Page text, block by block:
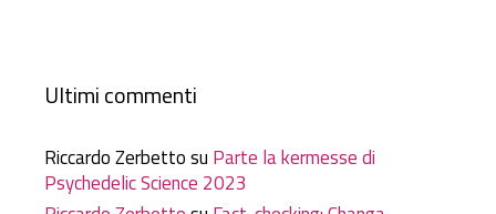
Ultimi commenti
Riccardo Zerbettosu Parte la kermesse di
Psychedelic Science 2023